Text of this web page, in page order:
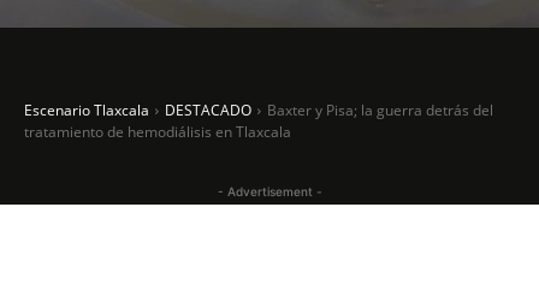
Escenario Tlaxcala DESTACADO
Baxter y Pisa; la guerra detrás del
tratamiento de hemodiálisis en Tlaxcala
- Advertisement -